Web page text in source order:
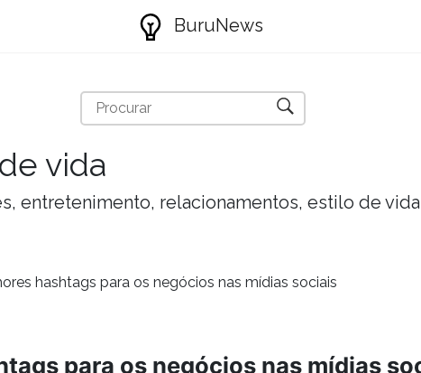
BuruNews
vida
entretenimento, relacionamentos, estilo de
hashtags para os negócios nas mídias sociais
para os negócios nas mídias